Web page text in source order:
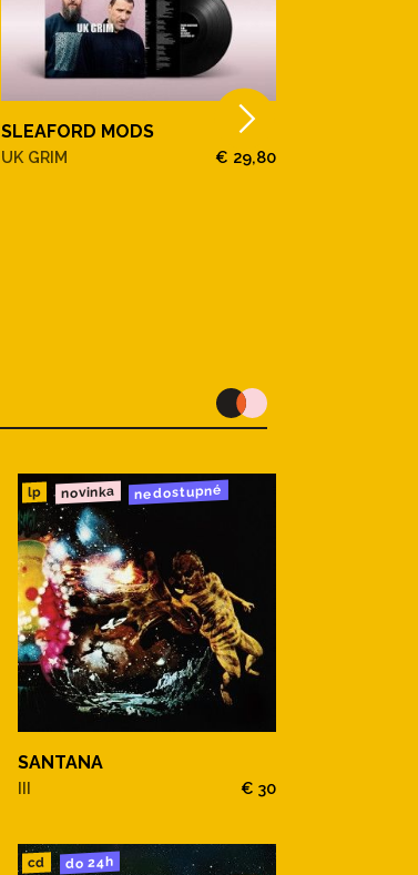
SLEAFORD MODS
UK GRIM € 29,80
lp novinka nedostupné
SANTANA
III € 30
cd do 24h